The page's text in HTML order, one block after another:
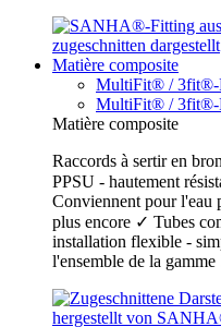
Matière composite
MultiFit® / 3fit®-
MultiFit® / 3fit®-
Matière composite
Raccords à sertir en
PPSU - hautement
Conviennent pour l'eau
plus encore ✓ Tubes
installation flexible -
l'ensemble de la gamme